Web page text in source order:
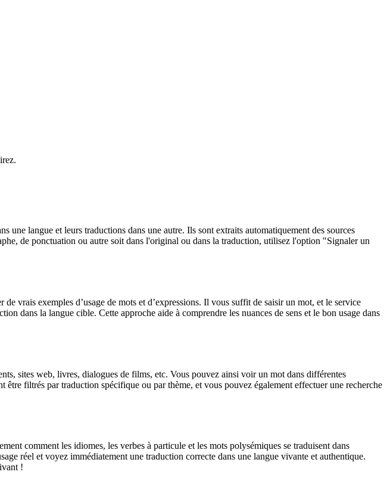
langue et leurs traductions dans une autre. Ils sont extraits automatiquement des sources
de ponctuation ou autre soit dans l'original ou dans la traduction, utilisez l'option "Signaler un
vrais exemples d’usage de mots et d’expressions. Il vous suffit de saisir un mot, et le service
dans la langue cible. Cette approche aide à comprendre les nuances de sens et le bon usage dans
sites web, livres, dialogues de films, etc. Vous pouvez ainsi voir un mot dans différentes
filtrés par traduction spécifique ou par thème, et vous pouvez également effectuer une recherche
comment les idiomes, les verbes à particule et les mots polysémiques se traduisent dans
réel et voyez immédiatement une traduction correcte dans une langue vivante et authentique.
!